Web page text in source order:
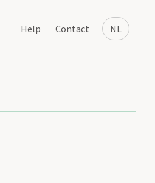
NL
Help Contact